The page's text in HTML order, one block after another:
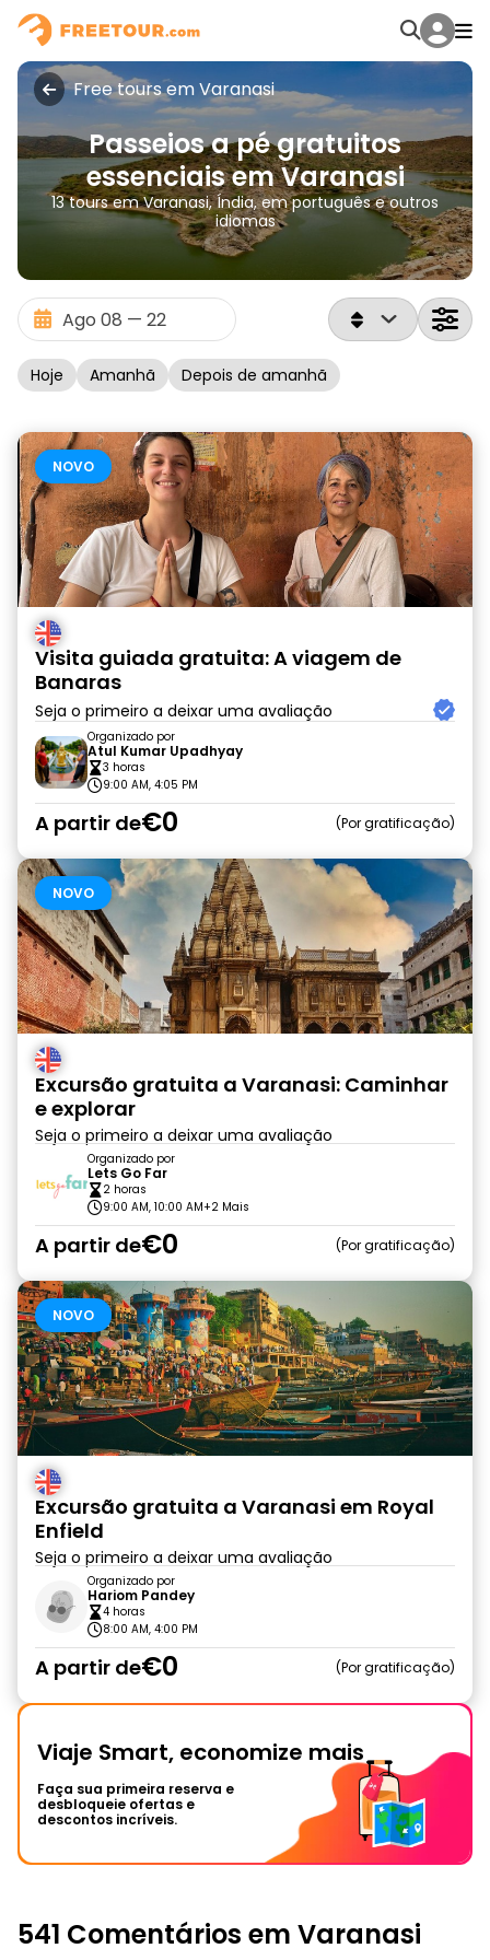
Free tours em Varanasi
Passeios a pé gratuitos
essenciais em Varanasi
13 tours em Varanasi, Índia, em português e outros
idiomas
Hoje Amanhã Depois de amanhã
NOVO
Visita guiada gratuita: A viagem de
Banaras
Seja o primeiro a deixar uma avaliação
Organizado por
Atul Kumar Upadhyay
3 horas
9:00 AM, 4:05 PM
A partir de€0 Por gratificação
NOVO
Excursão gratuita a Varanasi: Caminhar
e explorar
Seja o primeiro a deixar uma avaliação
Organizado por
Lets Go Far
2 horas
9:00 AM, 10:00 AM+2 Mais
A partir de€0 Por gratificação
NOVO
Excursão gratuita a Varanasi em Royal
Enfield
Seja o primeiro a deixar uma avaliação
Organizado por
Hariom Pandey
4 horas
8:00 AM, 4:00 PM
A partir de€0 Por gratificação
Viaje Smart, economize mais
Faça sua primeira reserva e
desbloqueie ofertas e
descontos incríveis.
541 Comentários em Varanasi